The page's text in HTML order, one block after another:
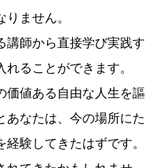
ません。
講師から直接学び実践す
ることができます。
価値ある自由な人生を謳
あなたは、今の場所にた
験してきたはずです。